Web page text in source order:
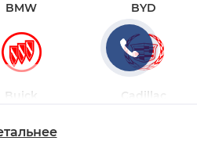
BMW BYD
Buick Cadillac